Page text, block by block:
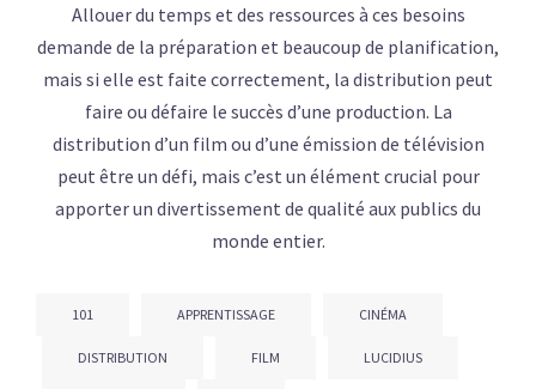
Allouer du temps et des ressources à ces besoins
demande de la préparation et beaucoup de planification,
mais si elle est faite correctement, la distribution peut
faire ou défaire le succès d’une production. La
distribution d’un film ou d’une émission de télévision
peut être un défi, mais c’est un élément crucial pour
apporter un divertissement de qualité aux publics du
monde entier.
101 APPRENTISSAGE CINÉMA
DISTRIBUTION FILM LUCIDIUS